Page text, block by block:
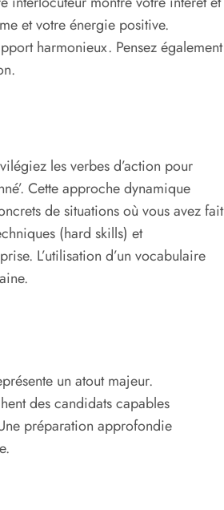
et votre énergie positive.
harmonieux. Pensez également
les verbes d’action pour
Cette approche dynamique
de situations où vous avez fait
(hard skills) et
L’utilisation d’un vocabulaire
un atout majeur.
des candidats capables
préparation approfondie